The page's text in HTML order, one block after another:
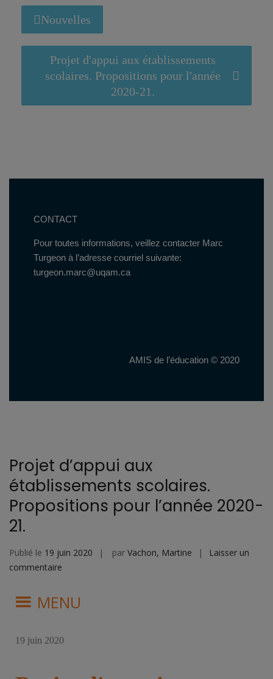
Nouvelles
Projet d'appui aux établissements
scolaires. Propositions pour l'année
2020-21.
CONTACT
Pour toutes informations, veillez contacter Marc
Turgeon à l’adresse courriel suivante:
turgeon.marc@uqam.ca
AMIS de l’éducation © 2020
Projet d’appui aux
établissements scolaires.
Propositions pour l’année 2020-
21.
Publié le 19 juin 2020 par Vachon, Martine
Laisser un
commentaire
MENU
19 juin 2020